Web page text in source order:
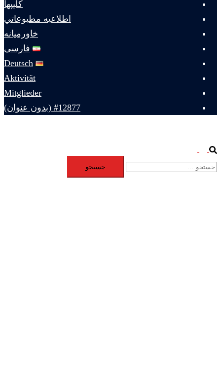
كليپها
اطلاعيه مطبوعاتي
خاورميانه
فارسی
Deutsch
Aktivität
Mitglieder
#12877 (بدون عنوان)
Search
menuجستجو
برای: